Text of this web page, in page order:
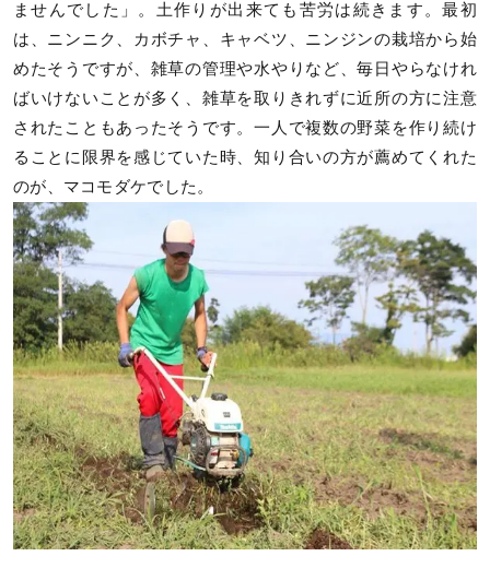
ませんでした」。土作りが出来ても苦労は続きます。最初
は、ニンニク、カボチャ、キャベツ、ニンジンの栽培から始
めたそうですが、雑草の管理や水やりなど、毎日やらなけれ
ばいけないことが多く、雑草を取りきれずに近所の方に注意
されたこともあったそうです。一人で複数の野菜を作り続け
ることに限界を感じていた時、知り合いの方が薦めてくれた
のが、マコモダケでした。